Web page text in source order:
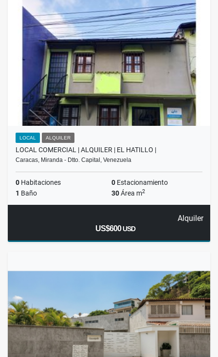
LOCAL ALQUILER
LOCAL COMERCIAL | ALQUILER | EL HATILLO |
Caracas, Miranda - Dtto. Capital, Venezuela
0 Habitaciones 0 Estacionamiento
1 Baño 30Área m2
Alquiler
US$600USD